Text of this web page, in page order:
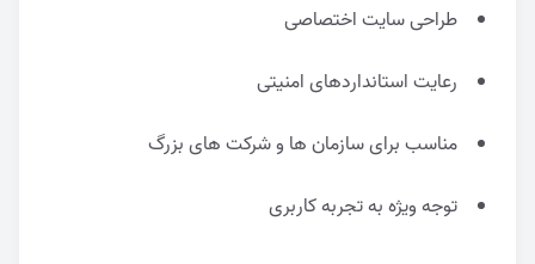
طراحی سایت اختصاصی
رعایت استانداردهای امنیتی
مناسب برای سازمان ها و شرکت های بزرگ
توجه ویژه به تجربه کاربری